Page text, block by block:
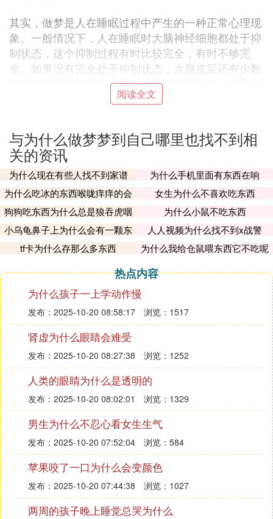
其实，做梦是人在睡眠过程中产生的一种正常心理现
象。一般情况下，人在睡眠时大脑神经细胞都处于抑
制状态，这个抑制过程有时比较完全，有时不够完
全。如果没有完全处于抑制状态，大脑皮层还有少数
区域的神经细胞处于兴奋，人就会出现梦境。由于少
数细胞的活动失去了觉醒状态时的整个大脑皮层的控
能就表现出与正常心理活动不同的千奇百怪的梦。此
时，与语言和运动有关的神经细胞倘若也处于兴奋状
态，那就不光会出现梦境，还会说梦话或发生梦游的
现象。
那么怎样才能减少噩梦呢？
要减少不良的刺激。平时应多看一些健康有益、轻松
愉快的影视录像或小说，少看或尽量不看易形成噩梦
情景的影片或小说，避免不良的刺激在记忆中储存。
睡眠前最好不要过度用脑，以免大脑皮层过度兴奋而
引起梦境。（zpc12bc解梦）
注意睡眠的身体姿势。一般采取右卧睡眠较好。仰着
睡的时候，双手双脚自然垂直，枕头不要过高。要纠
正趴着睡觉的不良习惯。希望能帮助到你，祝您好
梦！
朋友，梦，是一种享受，可以让你体验许多你无法体
验的事情，无论是美梦还是噩梦，都没什么特殊含
义，请享受你的大脑送给的礼物吧，享受你的梦吧，
那是只属于你自己的世界
阅读全文
与为什么做梦梦到自己哪里也找不到相
关的资讯
为什么现在有些人找不到家谱
为什么手机里面有东西在响
为什么吃冰的东西喉咙痒痒的会
咳
女生为什么不喜欢吃东西
狗狗吃东西为什么总是狼吞虎咽
的
为什么小鼠不吃东西
小乌龟鼻子上为什么会有一颗东
西
人人视频为什么找不到x战警
tf卡为什么存那么多东西
为什么我给仓鼠喂东西它不吃呢
热点内容
为什么孩子一上学动作慢
发布：2025-10-20 08:58:17 浏览：1517
肾虚为什么眼睛会难受
发布：2025-10-20 08:27:38 浏览：1252
人类的眼睛为什么是透明的
发布：2025-10-20 08:02:01 浏览：1329
男生为什么不忍心看女生生气
发布：2025-10-20 07:52:04 浏览：584
苹果咬了一口为什么会变颜色
发布：2025-10-20 07:44:38 浏览：1027
两周的孩子晚上睡觉总哭为什么